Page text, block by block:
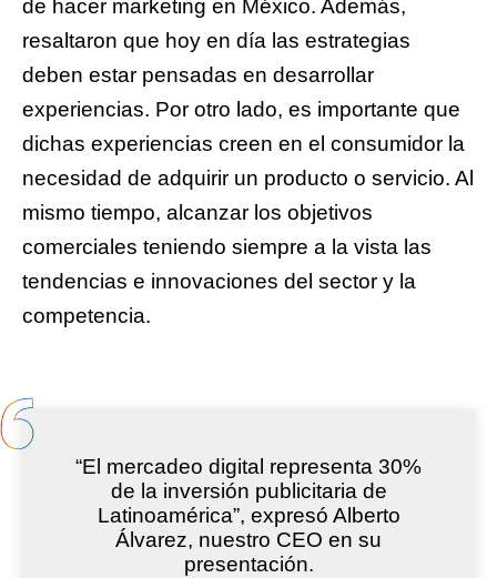
de hacer marketing en México. Además,
resaltaron que hoy en día las estrategias
deben estar pensadas en desarrollar
experiencias. Por otro lado, es importante que
dichas experiencias creen en el consumidor la
necesidad de adquirir un producto o servicio. Al
mismo tiempo, alcanzar los objetivos
comerciales teniendo siempre a la vista las
tendencias e innovaciones del sector y la
competencia.
“El mercadeo digital representa 30%
de la inversión publicitaria de
Latinoamérica”, expresó Alberto
Álvarez, nuestro CEO en su
presentación.